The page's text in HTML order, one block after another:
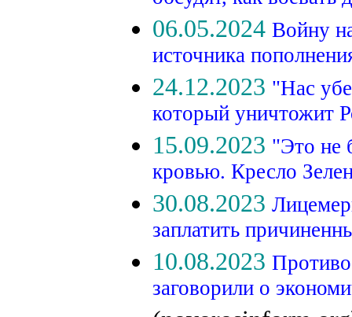
06.05.2024 Войну
источника
24.12.2023 "Нас
который уничтожит
15.09.2023 "Это не
кровью. Кресло
30.08.2023
заплатить
10.08.2023
заговорили о